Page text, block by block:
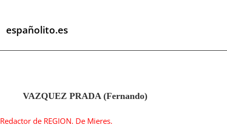
españolito.es
VAZQUEZ PRADA (Fernando)
Redactor de REGION. De Mieres.